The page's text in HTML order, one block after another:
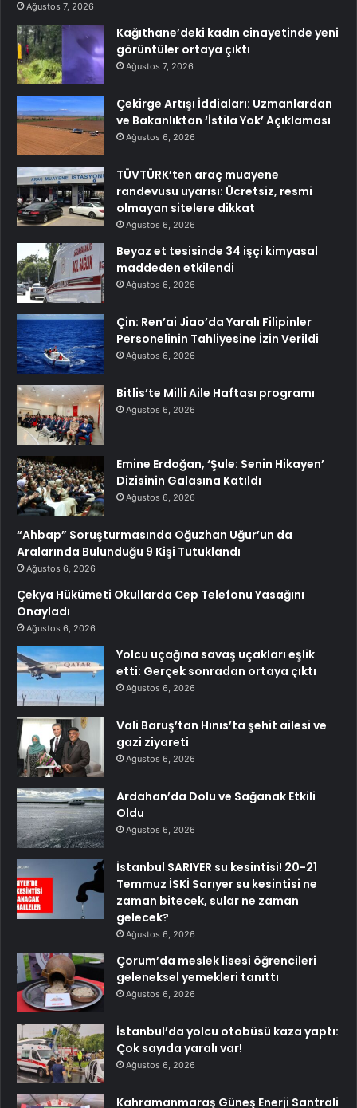
Ağustos 7, 2026
Kağıthane’deki kadın cinayetinde yeni
görüntüler ortaya çıktı
Ağustos 7, 2026
Çekirge Artışı İddiaları: Uzmanlardan
ve Bakanlıktan ‘İstila Yok’ Açıklaması
Ağustos 6, 2026
TÜVTÜRK’ten araç muayene
randevusu uyarısı: Ücretsiz, resmi
olmayan sitelere dikkat
Ağustos 6, 2026
Beyaz et tesisinde 34 işçi kimyasal
maddeden etkilendi
Ağustos 6, 2026
Çin: Ren’ai Jiao’da Yaralı Filipinler
Personelinin Tahliyesine İzin Verildi
Ağustos 6, 2026
Bitlis’te Milli Aile Haftası programı
Ağustos 6, 2026
Emine Erdoğan, ‘Şule: Senin Hikayen’
Dizisinin Galasına Katıldı
Ağustos 6, 2026
“Ahbap” Soruşturmasında Oğuzhan Uğur’un da
Aralarında Bulunduğu 9 Kişi Tutuklandı
Ağustos 6, 2026
Çekya Hükümeti Okullarda Cep Telefonu Yasağını
Onayladı
Ağustos 6, 2026
Yolcu uçağına savaş uçakları eşlik
etti: Gerçek sonradan ortaya çıktı
Ağustos 6, 2026
Vali Baruş’tan Hınıs’ta şehit ailesi ve
gazi ziyareti
Ağustos 6, 2026
Ardahan’da Dolu ve Sağanak Etkili
Oldu
Ağustos 6, 2026
İstanbul SARIYER su kesintisi! 20-21
Temmuz İSKİ Sarıyer su kesintisi ne
zaman bitecek, sular ne zaman
gelecek?
Ağustos 6, 2026
Çorum’da meslek lisesi öğrencileri
geleneksel yemekleri tanıttı
Ağustos 6, 2026
İstanbul’da yolcu otobüsü kaza yaptı:
Çok sayıda yaralı var!
Ağustos 6, 2026
Kahramanmaraş Güneş Enerji Santrali